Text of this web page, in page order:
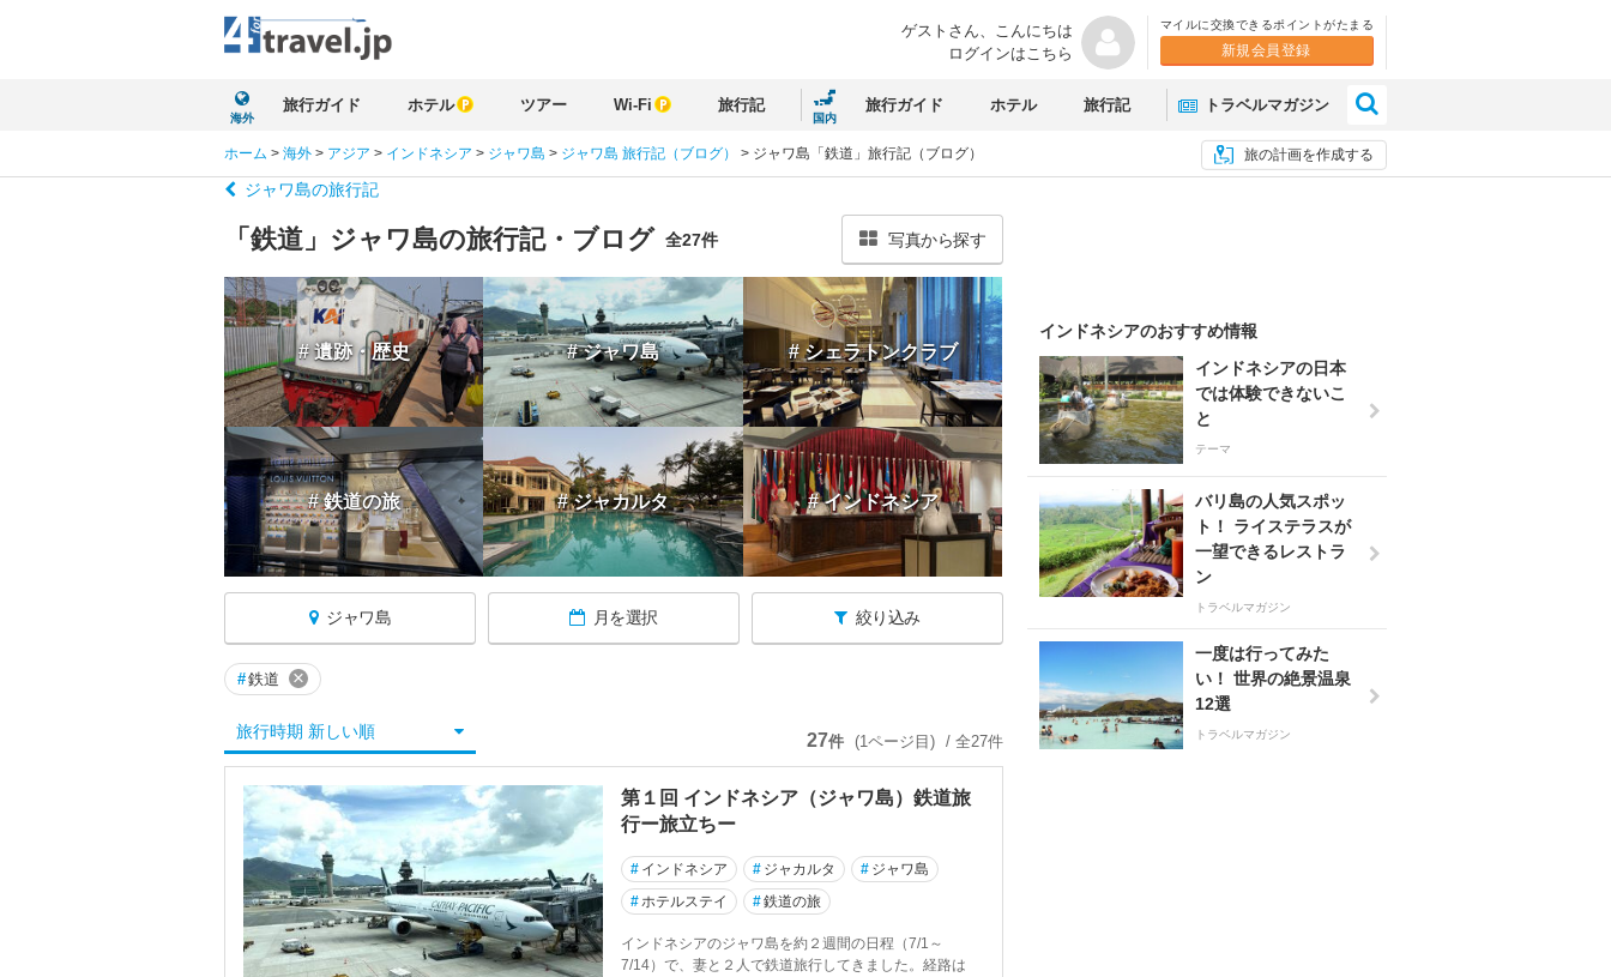
ゲストさん、 こんにちは
ログインはこちら
マイルに交換できるポイントがたまる
新規会員登録
海外
旅行ガイド ホテル ツアー Wi-Fi 旅行記
国内
旅行ガイド ホテル 旅行記 トラベルマガジン
旅の計画を作成する
ホーム > 海外 > アジア > インドネシア > ジャワ島 > ジャワ島 旅行記（ブログ） > ジャワ島「鉄道」旅行記（ブログ）
ジャワ島の旅行記
「鉄道」ジャワ島の旅行記・ブログ 全27件 写真から探す
# 遺跡・歴史 # ジャワ島 # シェラトンクラブ
# 鉄道の旅 # ジャカルタ # インドネシア
ジャワ島 月を選択 絞り込み
★ジャカルタ
★ジャワ島
★ジョグジャカルタ
★バリ島
★ビンタン島
★ボロブドゥール遺跡周辺
#鉄道 ×
旅行時期 新しい順 27件 (1ページ目) / 全27件
第１回 インドネシア（ジャワ島）鉄道旅
行ー旅立ちー
# インドネシア # ジャカルタ # ジャワ島
#ホテルステイ #鉄道の旅
インドネシアのジャワ島を約２週間の日程（7/1～
7/14）で、妻と２人で鉄道旅行してきました。経路は
インドネシアのおすすめ情報
インドネシアの日本
では体験できないこ
と
テーマ
バリ島の人気スポッ
ト！ ライステラスが
一望できるレストラ
ン
トラベルマガジン
一度は行ってみた
い！ 世界の絶景温泉
12選
トラベルマガジン